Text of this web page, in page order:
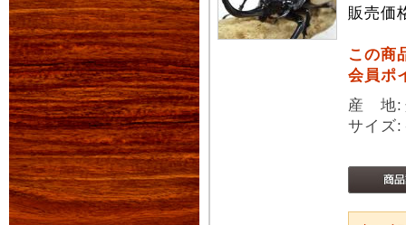
販売価
この商
会員ポ
産 地:
サイ